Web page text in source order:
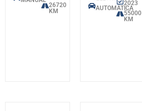
26720
KM
AUTOMÁTICA
2023
55000
KM